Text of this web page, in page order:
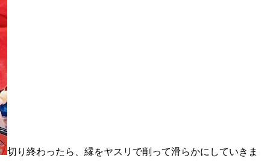
切り終わったら、縁をヤスリで削って滑らかにしていきま